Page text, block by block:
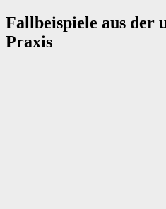
Fallbeispiele aus der
Praxis